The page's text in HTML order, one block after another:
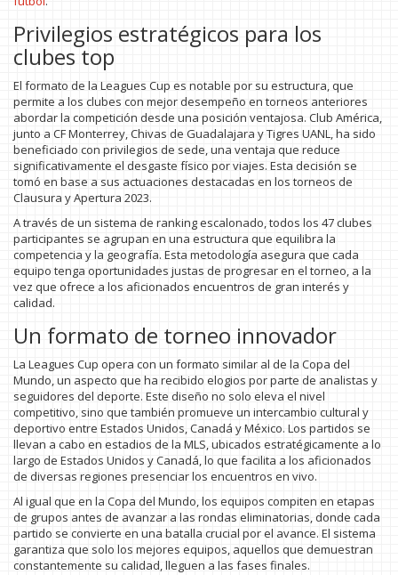
Privilegios estratégicos para los
clubes top
El formato de la Leagues Cup es notable por su estructura, que
permite a los clubes con mejor desempeño en torneos anteriores
abordar la competición desde una posición ventajosa. Club América,
junto a CF Monterrey, Chivas de Guadalajara y Tigres UANL, ha sido
beneficiado con privilegios de sede, una ventaja que reduce
significativamente el desgaste físico por viajes. Esta decisión se
tomó en base a sus actuaciones destacadas en los torneos de
Clausura y Apertura 2023.
A través de un sistema de ranking escalonado, todos los 47 clubes
participantes se agrupan en una estructura que equilibra la
competencia y la geografía. Esta metodología asegura que cada
equipo tenga oportunidades justas de progresar en el torneo, a la
vez que ofrece a los aficionados encuentros de gran interés y
calidad.
Un formato de torneo innovador
La Leagues Cup opera con un formato similar al de la Copa del
Mundo, un aspecto que ha recibido elogios por parte de analistas y
seguidores del deporte. Este diseño no solo eleva el nivel
competitivo, sino que también promueve un intercambio cultural y
deportivo entre Estados Unidos, Canadá y México. Los partidos se
llevan a cabo en estadios de la MLS, ubicados estratégicamente a lo
largo de Estados Unidos y Canadá, lo que facilita a los aficionados
de diversas regiones presenciar los encuentros en vivo.
Al igual que en la Copa del Mundo, los equipos compiten en etapas
de grupos antes de avanzar a las rondas eliminatorias, donde cada
partido se convierte en una batalla crucial por el avance. El sistema
garantiza que solo los mejores equipos, aquellos que demuestran
constantemente su calidad, lleguen a las fases finales.